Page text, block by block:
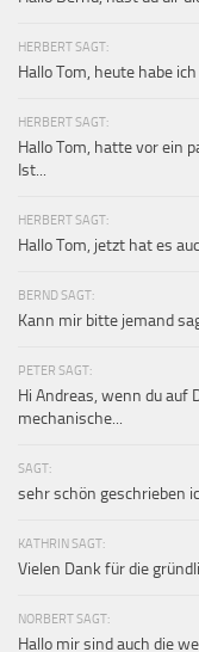
HERBERT SAGT:
Hallo Tom, heute habe
HERBERT SAGT:
Hallo Tom, hatte vor ein
Ist...
HERBERT SAGT:
Hallo Tom, jetzt hat es
BERND SAGT:
Kann mir bitte jemand
PETER SAGT:
Hi Andreas, wenn du auf
mechanische...
SAGT:
sehr schön geschrieben
KATHRIN SAGT:
Vielen Dank für die
NORBERT SAGT:
Hallo mir sind auch die